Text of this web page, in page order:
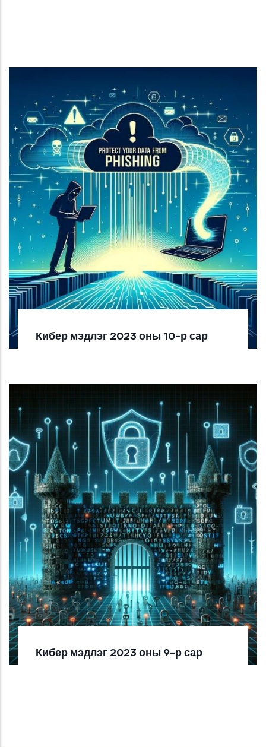
Кибер мэдлэг 2023 оны 10-р сар
Кибер мэдлэг 2023 оны 9-р сар